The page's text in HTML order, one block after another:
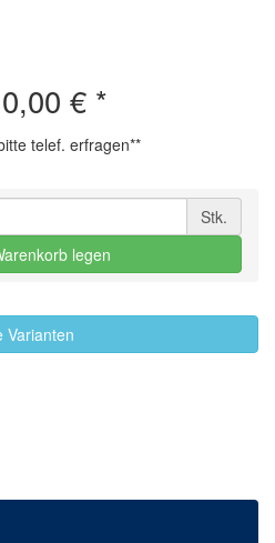
0,00 €*
telef. erfragen**
Stk.
legen
Varianten